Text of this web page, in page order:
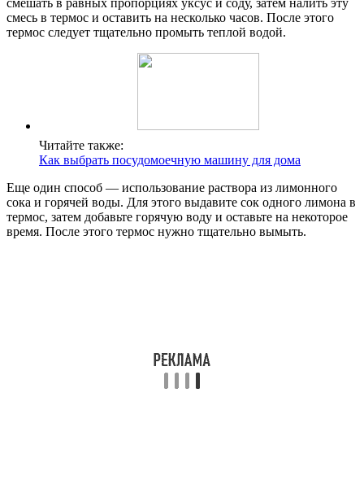
смесь в термос и оставить на несколько часов. После этого
термос следует тщательно промыть теплой водой.
Читайте также:
Как выбрать посудомоечную машину для дома
Еще один способ — использование раствора из лимонного
сока и горячей воды. Для этого выдавите сок одного лимона в
термос, затем добавьте горячую воду и оставьте на некоторое
время. После этого термос нужно тщательно вымыть.